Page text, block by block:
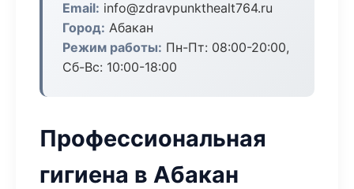
Email: info@zdravpunkthealt764.ru
Город: Абакан
Режим работы: Пн-Пт: 08:00-20:00,
Сб-Вс: 10:00-18:00
Профессиональная
гигиена в Абакан